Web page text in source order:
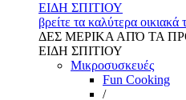
ΕΙΔΗ ΣΠΙΤΙΟΥ
βρείτε τα καλύτερα οικιακά
ΔΕΣ ΜΕΡΙΚΑ ΑΠΌ ΤΑ
ΕΙΔΗ ΣΠΙΤΙΟΥ
Μικροσυσκευές
Fun Cooking
/